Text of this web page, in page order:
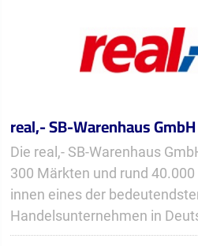
real,- SB-Warenhaus GmbH
Die real,- SB-Warenhaus
300 Märkten und rund
innen eines der
Handelsunternehmen in